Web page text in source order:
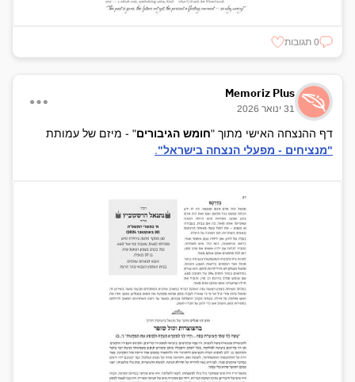
0 תגובות
Memoriz Plus
31 ינואר 2026
דף ההנצחה האישי מתוך "חומש הגיבורים" - מיזם של עמותת
"מנציחים - מפעלי הנצחה בישראל".